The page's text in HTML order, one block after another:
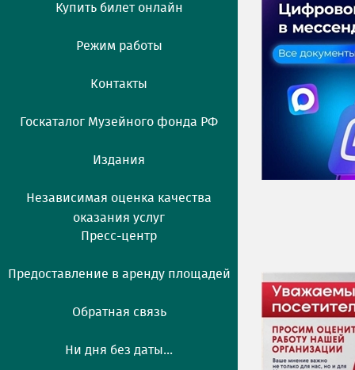
Купить билет онлайн
Режим работы
Контакты
Госкаталог Музейного фонда РФ
Издания
Независимая оценка качества
оказания услуг
Пресс-центр
Предоставление в аренду площадей
Обратная связь
Ни дня без даты...